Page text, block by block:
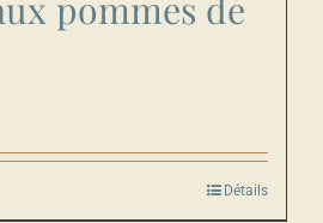
Détails